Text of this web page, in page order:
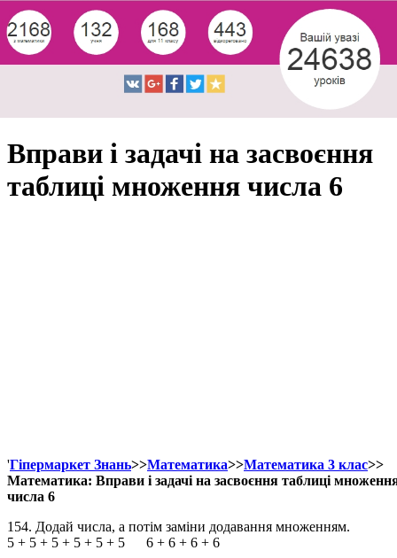
Вправи і задачі на засвоєння
таблиці множення числа 6
'Гіпермаркет Знань>>Математика>>Математика 3 клас>>
Математика: Вправи і задачі на засвоєння таблиці
числа 6
154. Додай числа, а потім заміни додавання множенням.
5 + 5 + 5 + 5 + 5 + 5 6 + 6 + 6 + 6